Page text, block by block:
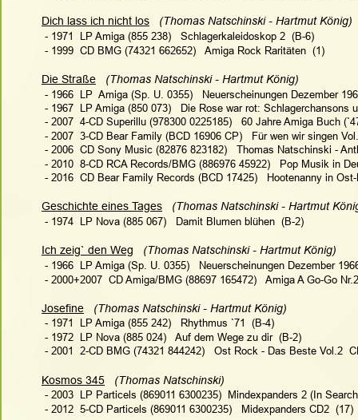
Dich lass ich nicht los
(Thomas Natschinski - Hartmut
- 1971  LP Amiga (855 238)   Schlagerkaleidoskop 2  (B-6)
- 1999  CD BMG (74321 662652)   Amiga Rock Raritäten  (1)
Die Straße
(Thomas Natschinski - Hartmut König)
- 1966  LP  Amiga (Sp. U. 0355)   Neuerscheinungen Dezember
- 1967  LP Amiga (850 073)   Die Rose war rot: Schlagerchansons
- 2007  4-CD Superillu (978300 0225185)   60 Jahre Amiga Buch
- 2007  3-CD Bear Family (BCD 16906 CP)   Für wen wir singen
- 2006  CD Sony Music (82876 823182)   Thomas Natschinski -
- 2010  8-CD RCA Records/BMG (886976 45922)   Pop Musik in
- 2016  CD Bear Family Records (BCD 17425)   Hootenanny in
Geschichte eines Tages
(Thomas Natschinski - Hartmut
- 1974  LP Nova (885 067)   Damit Blumen blühen  (B-2)
Ich zeig` den Weg
(Thomas Natschinski - Hartmut König)
- 1966  LP Amiga (Sp. U. 0355)   Neuerscheinungen Dezember
- 2000+2007  CD Amiga/BMG (88697 165472)   Amiga A Go-Go
Josefine
(Thomas Natschinski - Hartmut König)
- 1971  LP Amiga (855 242)   Rhythmus `71  (B-4)
- 1972  LP Nova (885 024)   Auf dem Wege zu dir  (B-2)
- 2001  2-CD BMG (74321 844242)   Ost Rock - Das Beste Vol.2
Kosmos 345
(Thomas Natschinski)
- 2003  LP Particels (869011 6300235)  Mindexpanders 2 (In
- 2012  5-CD Particels (869011 6300235)   Midexpanders CD2  (17)